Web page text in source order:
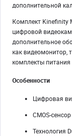
дополнительной
Комплект Kinefinity
цифровой
дополнительное
как видеомонитор,
комплекты питания
Особенности
Цифровая
CMOS-
Технология